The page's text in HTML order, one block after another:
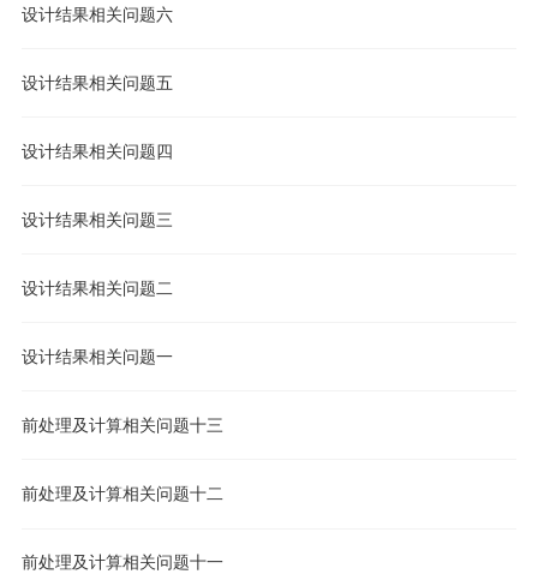
设计结果相关问题六
设计结果相关问题五
设计结果相关问题四
设计结果相关问题三
设计结果相关问题二
设计结果相关问题一
前处理及计算相关问题十三
前处理及计算相关问题十二
前处理及计算相关问题十一